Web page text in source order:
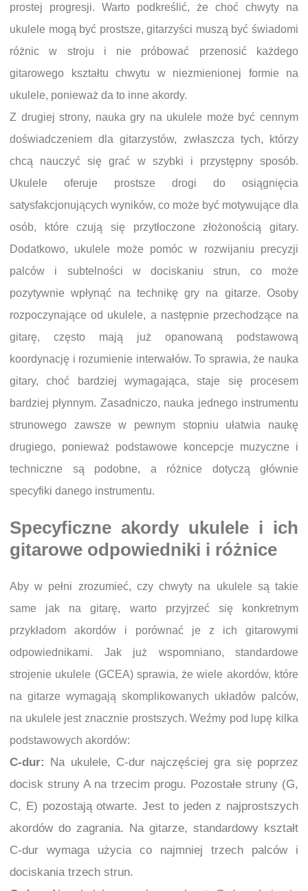
prostej progresji. Warto podkreślić, że choć chwyty na
ukulele mogą być prostsze, gitarzyści muszą być świadomi
różnic w stroju i nie próbować przenosić każdego
gitarowego kształtu chwytu w niezmienionej formie na
ukulele, ponieważ da to inne akordy.
Z drugiej strony, nauka gry na ukulele może być cennym
doświadczeniem dla gitarzystów, zwłaszcza tych, którzy
chcą nauczyć się grać w szybki i przystępny sposób.
Ukulele oferuje prostsze drogi do osiągnięcia
satysfakcjonujących wyników, co może być motywujące dla
osób, które czują się przytłoczone złożonością gitary.
Dodatkowo, ukulele może pomóc w rozwijaniu precyzji
palców i subtelności w dociskaniu strun, co może
pozytywnie wpłynąć na technikę gry na gitarze. Osoby
rozpoczynające od ukulele, a następnie przechodzące na
gitarę, często mają już opanowaną podstawową
koordynację i rozumienie interwałów. To sprawia, że nauka
gitary, choć bardziej wymagająca, staje się procesem
bardziej płynnym. Zasadniczo, nauka jednego instrumentu
strunowego zawsze w pewnym stopniu ułatwia naukę
drugiego, ponieważ podstawowe koncepcje muzyczne i
techniczne są podobne, a różnice dotyczą głównie
specyfiki danego instrumentu.
Specyficzne akordy ukulele i ich
gitarowe odpowiedniki i różnice
Aby w pełni zrozumieć, czy chwyty na ukulele są takie
same jak na gitarę, warto przyjrzeć się konkretnym
przykładom akordów i porównać je z ich gitarowymi
odpowiednikami. Jak już wspomniano, standardowe
strojenie ukulele (GCEA) sprawia, że wiele akordów, które
na gitarze wymagają skomplikowanych układów palców,
na ukulele jest znacznie prostszych. Weźmy pod lupę kilka
podstawowych akordów:
C-dur: Na ukulele, C-dur najczęściej gra się poprzez
docisk struny A na trzecim progu. Pozostałe struny (G,
C, E) pozostają otwarte. Jest to jeden z najprostszych
akordów do zagrania. Na gitarze, standardowy kształt
C-dur wymaga użycia co najmniej trzech palców i
dociskania trzech strun.